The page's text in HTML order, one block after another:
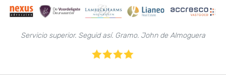
Servicio superior. Seguid así. Gramo. John de Almoguera